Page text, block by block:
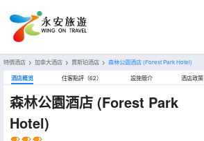
特價酒店 > 加拿大酒店 > 賈斯珀酒店 > 森林公園酒店(Forest Park Hotel)
酒店概览 住客點評（62） 設施簡介 酒店政策
森林公園酒店 (Forest Park
Hotel)